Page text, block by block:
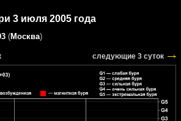
3 июля 2005 года
(Москва)
следующие 3 суток